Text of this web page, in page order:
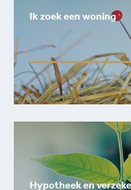
Ik zoek een woning
Hypotheek en